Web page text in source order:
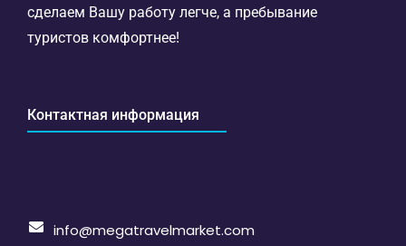
сделаем Вашу работу легче, а пребывание
туристов комфортнее!
Контактная информация
info@megatravelmarket.com